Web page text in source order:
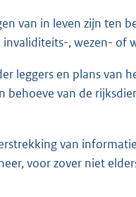
van in leven zijn ten
, wezen- of
leggers en plans
van de
van
voor zover niet